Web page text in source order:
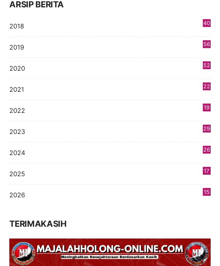
ARSIP BERITA
2018
40
2019
56
2020
52
2021
22
2022
19
2023
29
2024
26
2025
17
2026
15
TERIMAKASIH